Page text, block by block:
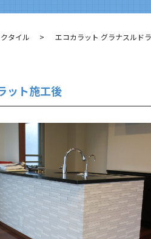
タイル エコカラット グラナスルド
ット施工後